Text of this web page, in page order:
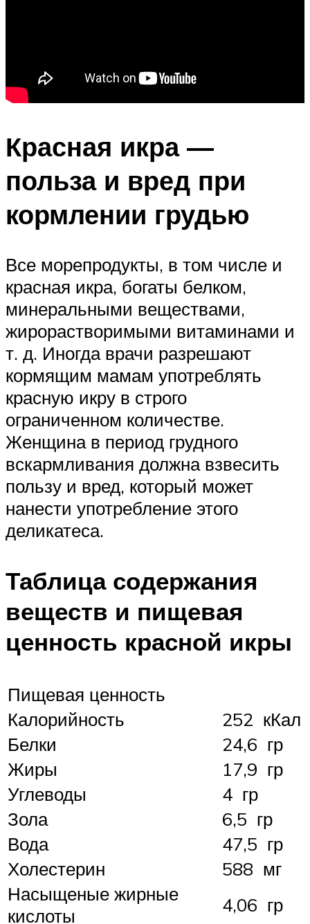
Красная икра —
польза и вред при
кормлении грудью
Все морепродукты, в том числе и
красная икра, богаты белком,
минеральными веществами,
жирорастворимыми витаминами и
т. д. Иногда врачи разрешают
кормящим мамам употреблять
красную икру в строго
ограниченном количестве.
Женщина в период грудного
вскармливания должна взвесить
пользу и вред, который может
нанести употребление этого
деликатеса.
Таблица содержания
веществ и пищевая
ценность красной икры
Пищевая ценность
Калорийность
252 кКал
Белки
24,6 гр
Жиры
17,9 гр
Углеводы
4 гр
Зола
6,5 гр
Вода
47,5 гр
Холестерин
588 мг
Насыщеные жирные
кислоты
4,06 гр